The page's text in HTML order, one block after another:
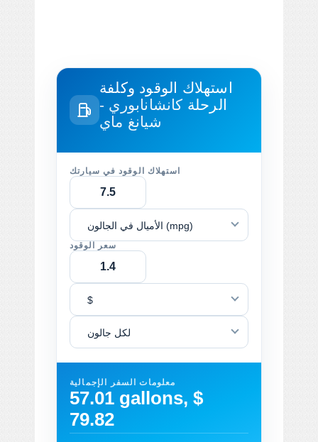
استهلاك الوقود وكلفة
الرحلة كانشانابوري -
شيانغ ماي
استهلاك الوقود في سيارتك
الأميال في الجالون (mpg)
سعر الوقود
$
لكل جالون
معلومات السفر الإجمالية
57.01 gallons, $
79.82